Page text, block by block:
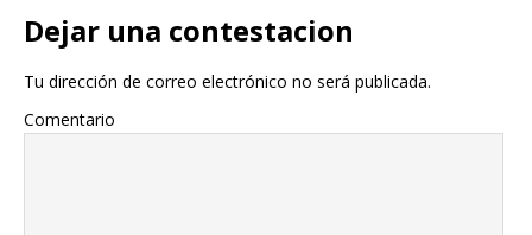
Dejar una contestacion
Tu dirección de correo electrónico no será publicada.
Comentario